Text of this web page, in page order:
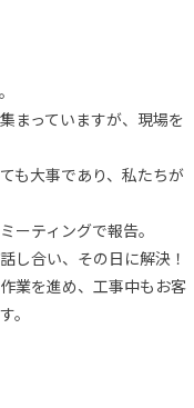
まっていますが、現場を
も大事であり、私たちが
ーティングで報告。
し合い、その日に解決！
業を進め、工事中もお客
。